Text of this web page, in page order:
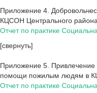
Приложение 4.
КЦСОН Центрального
Отчет по практике
[свернуть]
Приложение 5. Привлечение
помощи пожилым людям в
Отчет по практике